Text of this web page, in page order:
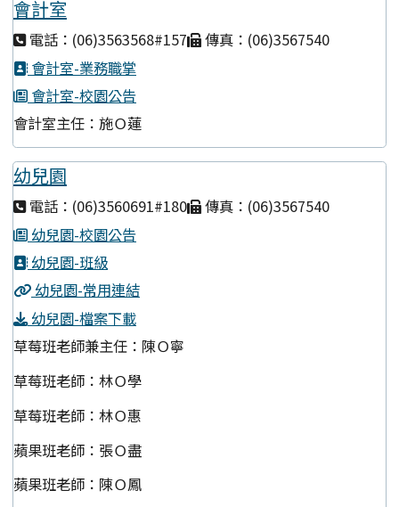
會計室
電話：(06)3563568#157
傳真：(06)3567540
會計室-業務職掌
會計室-校園公告
會計室主任：施Ｏ蓮
幼兒園
電話：(06)3560691#180
傳真：(06)3567540
幼兒園-校園公告
幼兒園-班級
幼兒園-常用連結
幼兒園-檔案下載
草莓班老師兼主任：陳Ｏ寧
草莓班老師：林Ｏ學
草莓班老師：林Ｏ惠
蘋果班老師：張Ｏ盡
蘋果班老師：陳Ｏ鳳